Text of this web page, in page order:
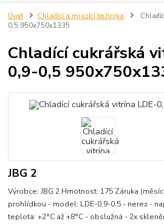
Úvod Chladící a mrazící technika
0,5 950x750x1335
Chladící cukrářská
0,9-0,5
JBG 2
Výrobce: JBG 2 Hmotnost: 175 Záruka
prohlídkou - model: LDE-0,9-0,5 - nerez -
teplota: +2°C až +8°C - obslužná - 2x